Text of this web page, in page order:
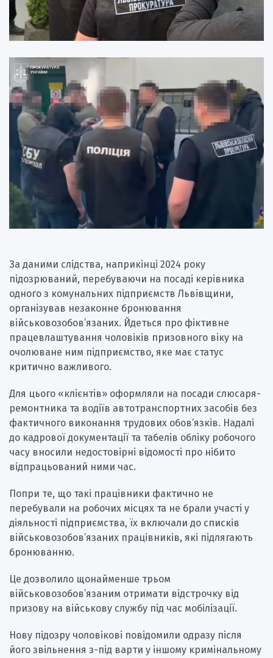
За даними слідства, наприкінці 2024 року
підозрюваний, перебуваючи на посаді керівника
одного з комунальних підприємств Львівщини,
організував незаконне бронювання
військовозобов’язаних. Йдеться про фіктивне
працевлаштування чоловіків призовного віку на
очолюване ним підприємство, яке має статус
критично важливого.
Для цього «клієнтів» оформляли на посади слюсаря-
ремонтника та водіїв автотранспортних засобів без
фактичного виконання трудових обов’язків. Надалі
до кадрової документації та табелів обліку робочого
часу вносили недостовірні відомості про нібито
відпрацьований ними час.
Попри те, що такі працівники фактично не
перебували на робочих місцях та не брали участі у
діяльності підприємства, їх включали до списків
військовозобов’язаних працівників, які підлягають
бронюванню.
Це дозволило щонайменше трьом
військовозобов’язаним отримати відстрочку від
призову на військову службу під час мобілізації.
Нову підозру чоловікові повідомили одразу після
його звільнення з-під варти у іншому кримінальному